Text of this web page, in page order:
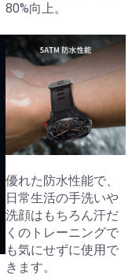
80%向上。
優れた防水性能で、
日常生活の手洗いや
洗顔はもちろん汗だ
くのトレーニングで
も気にせずに使用で
きます。